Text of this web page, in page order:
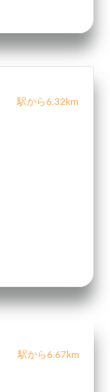
駅から6.32km
駅から6.67km